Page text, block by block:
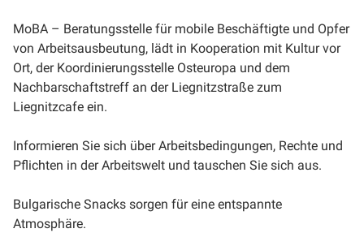
MoBA – Beratungsstelle für mobile Beschäftigte und Opfer
von Arbeitsausbeutung, lädt in Kooperation mit Kultur vor
Ort, der Koordinierungsstelle Osteuropa und dem
Nachbarschaftstreff an der Liegnitzstraße zum
Liegnitzcafe ein.
Informieren Sie sich über Arbeitsbedingungen, Rechte und
Pflichten in der Arbeitswelt und tauschen Sie sich aus.
Bulgarische Snacks sorgen für eine entspannte
Atmosphäre.